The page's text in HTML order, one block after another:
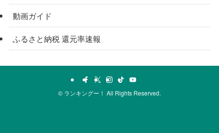
動画ガイド
ふるさと納税 還元率速報
© ランキングー！ All Rights Reserved.